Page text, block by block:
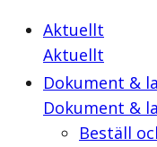
Aktuellt
Aktuellt
Dokument &
Dokument &
Beställ